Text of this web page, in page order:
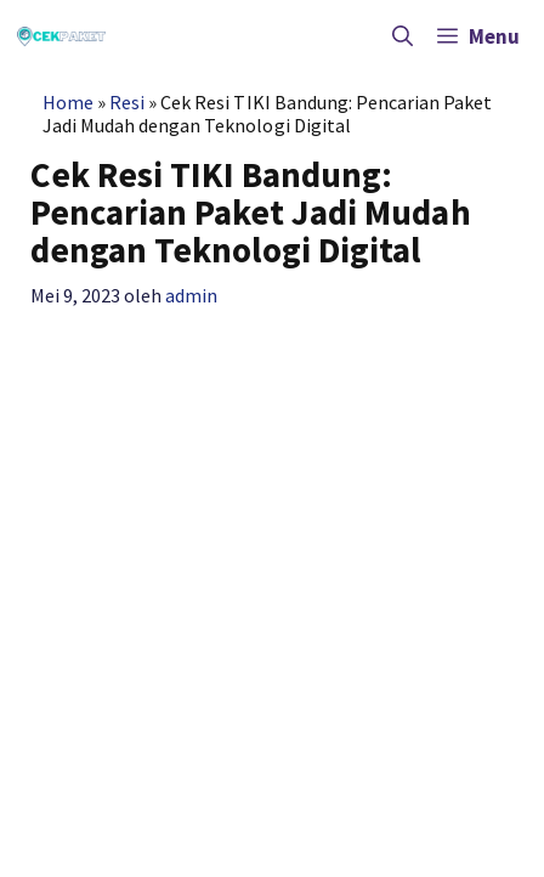
ke
Menu
Home » Resi »Cek Resi TIKI Bandung: Pencarian Paket
Jadi Mudah dengan Teknologi Digital
Cek Resi TIKI Bandung:
Pencarian Paket Jadi Mudah
dengan Teknologi Digital
Mei 9, 2023 olehadmin